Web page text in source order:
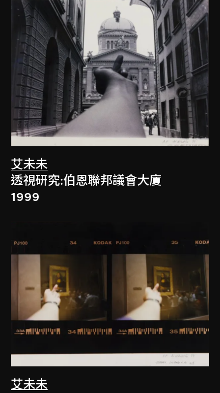
艾未未
透視研究:伯恩聯邦議會大廈
1999
艾未未